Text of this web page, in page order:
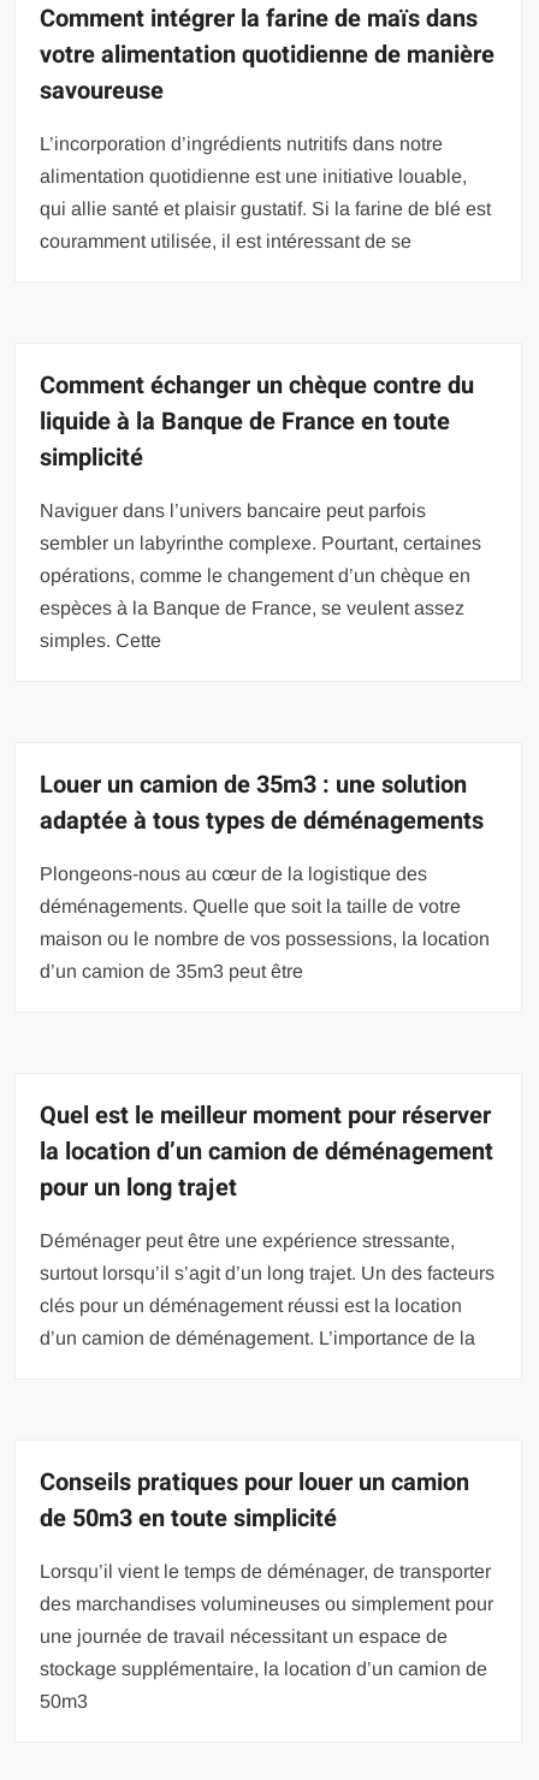
Comment intégrer la farine de maïs dans
votre alimentation quotidienne de manière
savoureuse
L’incorporation d’ingrédients nutritifs dans notre
alimentation quotidienne est une initiative louable,
qui allie santé et plaisir gustatif. Si la farine de blé est
couramment utilisée, il est intéressant de se
Comment échanger un chèque contre du
liquide à la Banque de France en toute
simplicité
Naviguer dans l’univers bancaire peut parfois
sembler un labyrinthe complexe. Pourtant, certaines
opérations, comme le changement d’un chèque en
espèces à la Banque de France, se veulent assez
simples. Cette
Louer un camion de 35m3 : une solution
adaptée à tous types de déménagements
Plongeons-nous au cœur de la logistique des
déménagements. Quelle que soit la taille de votre
maison ou le nombre de vos possessions, la location
d’un camion de 35m3 peut être
Quel est le meilleur moment pour réserver
la location d’un camion de déménagement
pour un long trajet
Déménager peut être une expérience stressante,
surtout lorsqu’il s’agit d’un long trajet. Un des facteurs
clés pour un déménagement réussi est la location
d’un camion de déménagement. L’importance de la
Conseils pratiques pour louer un camion
de 50m3 en toute simplicité
Lorsqu’il vient le temps de déménager, de transporter
des marchandises volumineuses ou simplement pour
une journée de travail nécessitant un espace de
stockage supplémentaire, la location d’un camion de
50m3